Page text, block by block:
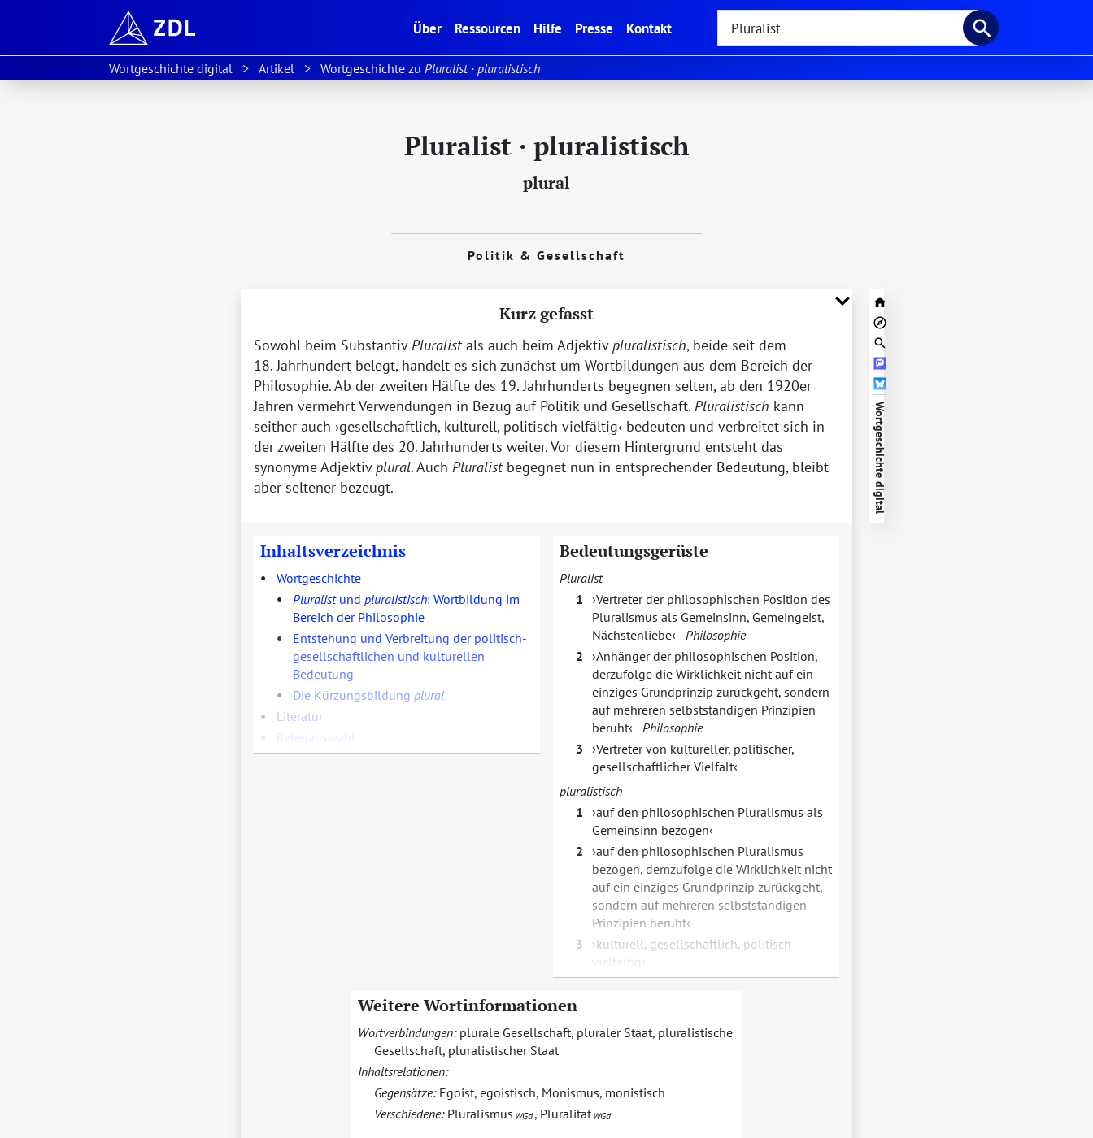
Über(current)
Ressourcen Hilfe Presse Kontakt
Wortgeschichte digital Artikel Wortgeschichte zuPluralist · pluralistisch
Pluralist · pluralistisch
plural
Politik & Gesellschaft
Kurz gefasst
Sowohl beim SubstantivPluralistals auch beim Adjektivpluralistisch, beide seit dem
18. Jahrhundert belegt, handelt es sich zunächst um Wortbildungen aus dem Bereich der
Philosophie. Ab der zweiten Hälfte des 19. Jahrhunderts begegnen selten, ab den 1920er
Jahren vermehrt Verwendungen in Bezug auf Politik und Gesellschaft. Pluralistisch kann
seither auch gesellschaftlich, kulturell, politisch vielfältig bedeuten und verbreitet sich in
der zweiten Hälfte des 20. Jahrhunderts weiter. Vor diesem Hintergrund entsteht das
synonyme Adjektivplural. Auch Pluralistbegegnet nun in entsprechender Bedeutung, bleibt
aber seltener bezeugt.
Inhaltsverzeichnis
•
Wortgeschichte
•
Pluralistund pluralistisch: Wortbildung im
Bereich der Philosophie
•
Entstehung und Verbreitung der politisch-
gesellschaftlichen und kulturellen
Bedeutung
•
Die Kürzungsbildung plural
•
Literatur
Belegauswahl
Bedeutungsgerüste
Pluralist
1
Vertreter der philosophischen Position des
Pluralismus als Gemeinsinn, Gemeingeist,
Nächstenliebe
Philosophie
2
Anhänger der philosophischen Position,
derzufolge die Wirklichkeit nicht auf ein
einziges Grundprinzip zurückgeht, sondern
auf mehreren selbstständigen Prinzipien
beruht
Philosophie
3
Vertreter von kultureller, politischer,
gesellschaftlicher Vielfalt
pluralistisch
1
auf den philosophischen Pluralismus als
Gemeinsinn bezogen
2
auf den philosophischen Pluralismus
bezogen, demzufolge die Wirklichkeit nicht
auf ein einziges Grundprinzip zurückgeht,
sondern auf mehreren selbstständigen
Prinzipien beruht
3
kulturell, gesellschaftlich, politisch
vielfältig
Weitere Wortinformationen
Wortverbindungen: plurale Gesellschaft, pluraler Staat, pluralistische
Gesellschaft, pluralistischer Staat
Inhaltsrelationen:
Gegensätze: Egoist, egoistisch, Monismus, monistisch
Verschiedene: Pluralismus WGd, Pluralität WGd
Wortgeschichte digital